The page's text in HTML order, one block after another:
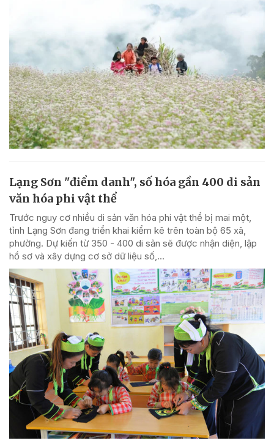
Lạng Sơn "điểm danh", số hóa gần 400 di sản
văn hóa phi vật thể
Trước nguy cơ nhiều di sản văn hóa phi vật thể bị mai một,
tỉnh Lạng Sơn đang triển khai kiểm kê trên toàn bộ 65 xã,
phường. Dự kiến từ 350 - 400 di sản sẽ được nhận diện, lập
hồ sơ và xây dựng cơ sở dữ liệu số,...